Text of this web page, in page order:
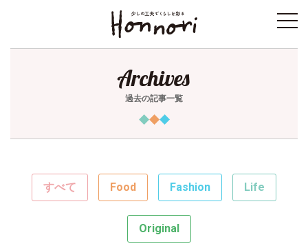
Archives
過去の記事一覧
すべて Food Fashion Life
Original